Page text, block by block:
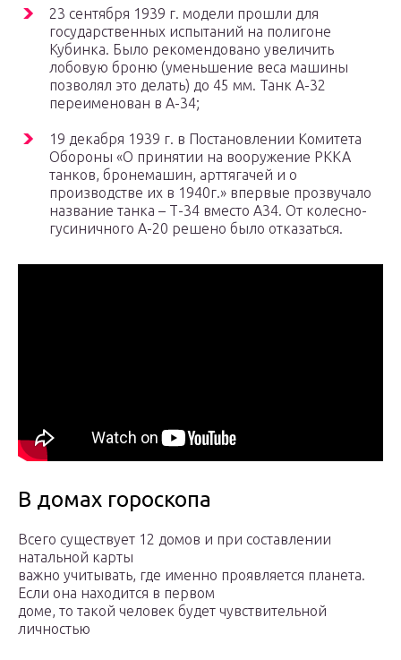
23 сентября 1939 г. модели прошли для
государственных испытаний на полигоне
Кубинка. Было рекомендовано увеличить
лобовую броню (уменьшение веса машины
позволял это делать) до 45 мм. Танк А-32
переименован в А-34;
19 декабря 1939 г. в Постановлении Комитета
Обороны «О принятии на вооружение РККА
танков, бронемашин, арттягачей и о
производстве их в 1940г.» впервые прозвучало
название танка – Т-34 вместо А34. От колесно-
гусиничного А-20 решено было отказаться.
В домах гороскопа
Всего существует 12 домов и при составлении
натальной карты
важно учитывать, где именно проявляется планета.
Если она находится в первом
доме, то такой человек будет чувствительной
личностью